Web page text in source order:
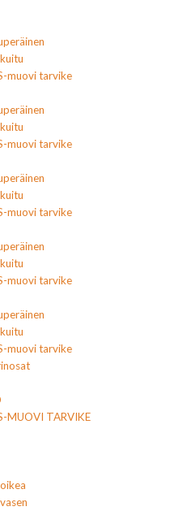
muovi tarvike
muovi tarvike
muovi tarvike
muovi tarvike
muovi tarvike
MUOVI TARVIKE